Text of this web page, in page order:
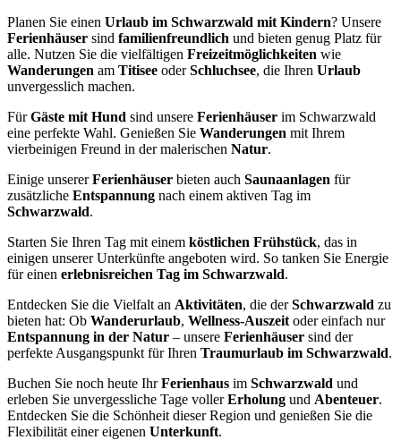
Planen Sie einen Urlaub im Schwarzwald mit Kindern? Unsere
Ferienhäuser sind familienfreundlich und bieten genug Platz für
alle. Nutzen Sie die vielfältigen Freizeitmöglichkeiten wie
Wanderungen am Titisee oderSchluchsee, die Ihren Urlaub
unvergesslich machen.
FürGäste mit Hund sind unsere Ferienhäuser im Schwarzwald
eine perfekte Wahl. Genießen Sie Wanderungen mit Ihrem
vierbeinigen Freund in der malerischen Natur.
Einige unsererFerienhäuser bieten auch Saunaanlagen für
zusätzliche Entspannung nach einem aktiven Tag im
Schwarzwald.
Starten Sie Ihren Tag mit einem köstlichen Frühstück, das in
einigen unserer Unterkünfte angeboten wird. So tanken Sie Energie
für einen erlebnisreichen Tag im Schwarzwald.
Entdecken Sie die Vielfalt an Aktivitäten, die derSchwarzwald zu
bieten hat: Ob Wanderurlaub, Wellness-Auszeit oder einfach nur
Entspannung in der Natur – unsere Ferienhäuser sind der
perfekte Ausgangspunkt für Ihren Traumurlaub im Schwarzwald.
Buchen Sie noch heute IhrFerienhaus im Schwarzwald und
erleben Sie unvergessliche Tage vollerErholung und Abenteuer.
Entdecken Sie die Schönheit dieser Region und genießen Sie die
Flexibilität einer eigenen Unterkunft.